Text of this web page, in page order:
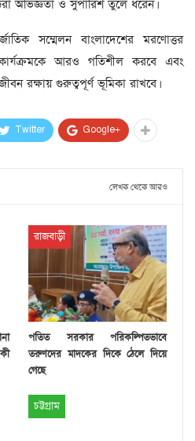
অভিজ্ঞতা ও সুপারিশ তুলে ধরেন।
সম্মেলন বাংলাদেশের মরণোত্তর
আরও গতিশীল করবে এবং
রক্ষায় গুরুত্বপূর্ণ ভূমিকা রাখবে।
Twitter Google+
লেখক থেকে আরও
রাজবাড়ী
পতিত সরকার পরিকল্পিতভাবে
তরুণদের মাদকের দিকে ঠেলে দিয়ে
গেছে
চট্টগ্রাম